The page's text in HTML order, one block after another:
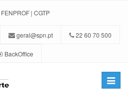
FENPROF | CGTP
geral@spn.pt 22 60 70 500
BackOffice
Toggle